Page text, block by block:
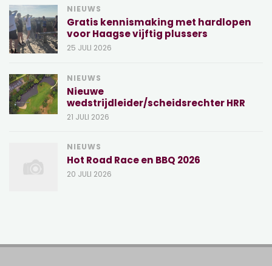
NIEUWS
Gratis kennismaking met hardlopen
voor Haagse vijftig plussers
25 JULI 2026
NIEUWS
Nieuwe
wedstrijdleider/scheidsrechter HRR
21 JULI 2026
NIEUWS
Hot Road Race en BBQ 2026
20 JULI 2026